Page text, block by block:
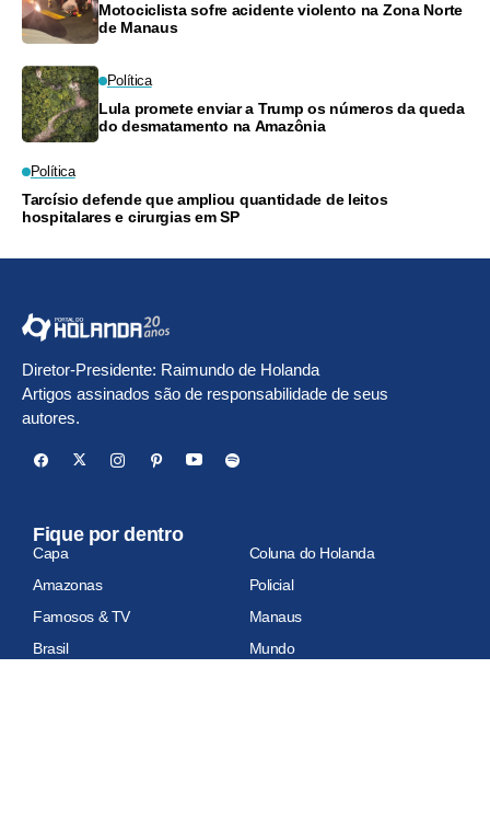
Motociclista sofre acidente violento na Zona Norte
de Manaus
Política
Lula promete enviar a Trump os números da queda
do desmatamento na Amazônia
Política
Tarcísio defende que ampliou quantidade de leitos
hospitalares e cirurgias em SP
Diretor-Presidente: Raimundo de Holanda
Artigos assinados são de responsabilidade de seus
autores.
Fique por dentro
Capa
Coluna do Holanda
Amazonas
Policial
Famosos & TV
Manaus
Brasil
Mundo